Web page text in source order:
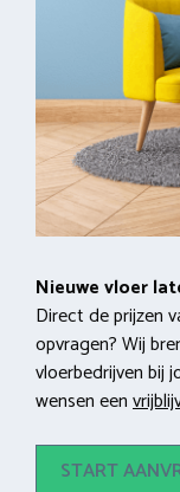
Nieuwe vloer
Direct de prijzen
opvragen? Wij
vloerbedrijven bij
wensen een
START